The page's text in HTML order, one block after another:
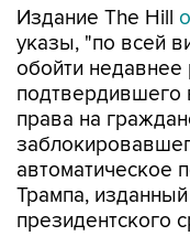
Издание The Hill
указы, "по всей
обойти
подтвердившего
права на
автоматическое
Трампа,
президентского